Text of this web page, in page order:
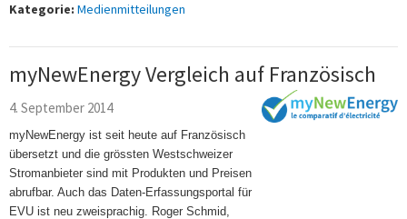
Kategorie: Medienmitteilungen
myNewEnergy Vergleich auf Französisch
4. September 2014
myNewEnergy ist seit heute auf Französisch
übersetzt und die grössten Westschweizer
Stromanbieter sind mit Produkten und Preisen
abrufbar. Auch das Daten-Erfassungsportal für
EVU ist neu zweisprachig. Roger Schmid,